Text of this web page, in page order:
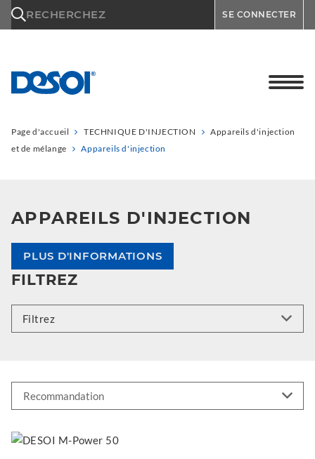
RECHERCHEZ SE CONNECTER
Page d'accueil TECHNIQUE D'INJECTION
Appareils d'injection
et de mélange
Appareils d'injection
APPAREILS D'INJECTION
PLUS D'INFORMATIONS
FILTREZ
Filtrez